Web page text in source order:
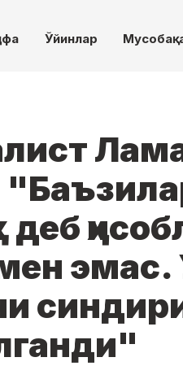
Ўйинлар
деб
эмас.